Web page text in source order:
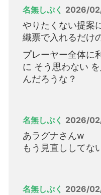
名無しぷく 2026/
やりたくない提案
織票で入れるだけ
プレーヤー全体に
に そう思わない
んだろうな？
名無しぷく 2026/
あラグナさんw
もう見直ししてな
名無しぷく 2026/